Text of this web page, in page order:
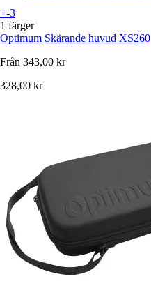
+-3
1 färger
Optimum Skärande huvud XS260
Från 343,00 kr
328,00 kr